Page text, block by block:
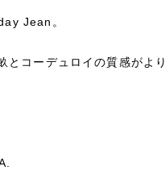
Jean。
コーデュロイの質感がよ